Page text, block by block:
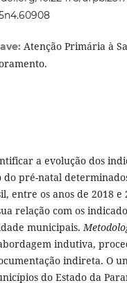
Atenção Primária à
a evolução dos
do pré-natal
entre os anos de 2018 e
relação com os
municipais.
indutiva,
indireta. O
do Estado da